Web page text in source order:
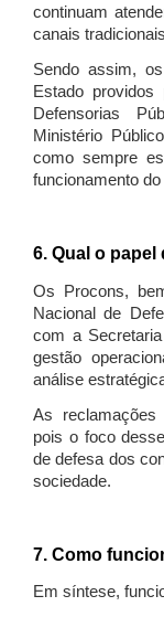
continuam
canais
Sendo assim,
Estado
Defensorias
Ministério
como sempre
funcionamento
6. Qual o
Os Procons,
Nacional de
com a
gestão
análise
As reclamações
pois o foco
de defesa dos
sociedade.
7. Como
Em síntese,